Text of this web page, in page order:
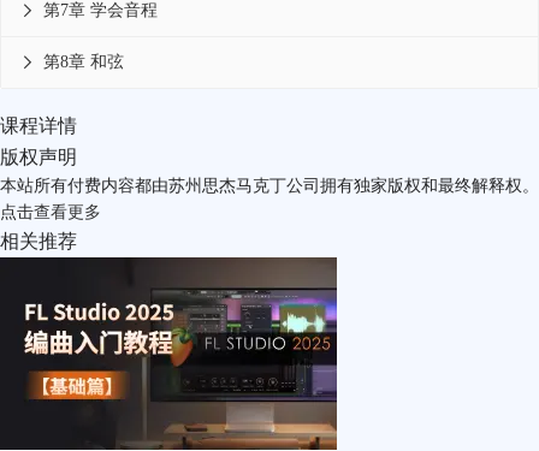
第7章 学会音程

第8章 和弦

课程详情
版权声明
本站所有付费内容都由苏州思杰马克丁公司拥有独家版权和最终解释权。
点击查看更多
相关推荐